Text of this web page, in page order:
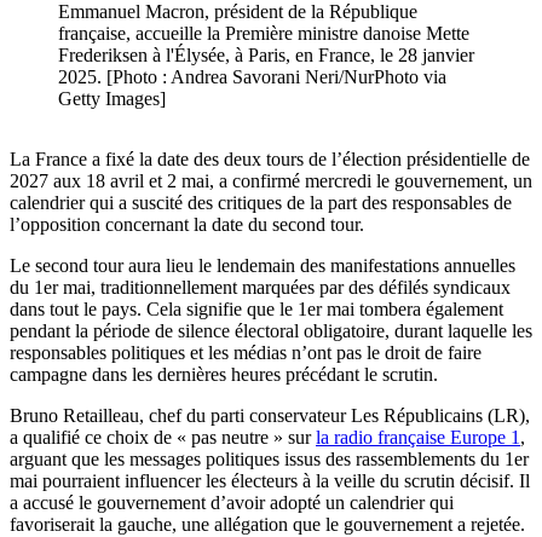
Emmanuel Macron, président de la République
française, accueille la Première ministre danoise Mette
Frederiksen à l'Élysée, à Paris, en France, le 28 janvier
2025. [Photo : Andrea Savorani Neri/NurPhoto via
Getty Images]
La France a fixé la date des deux tours de l’élection présidentielle de
2027 aux 18 avril et 2 mai, a confirmé mercredi le gouvernement, un
calendrier qui a suscité des critiques de la part des responsables de
l’opposition concernant la date du second tour.
Le second tour aura lieu le lendemain des manifestations annuelles
du 1er mai, traditionnellement marquées par des défilés syndicaux
dans tout le pays. Cela signifie que le 1er mai tombera également
pendant la période de silence électoral obligatoire, durant laquelle les
responsables politiques et les médias n’ont pas le droit de faire
campagne dans les dernières heures précédant le scrutin.
Bruno Retailleau, chef du parti conservateur Les Républicains (LR),
a qualifié ce choix de « pas neutre » surla radio française Europe 1 ,
arguant que les messages politiques issus des rassemblements du 1er
mai pourraient influencer les électeurs à la veille du scrutin décisif. Il
a accusé le gouvernement d’avoir adopté un calendrier qui
favoriserait la gauche, une allégation que le gouvernement a rejetée.